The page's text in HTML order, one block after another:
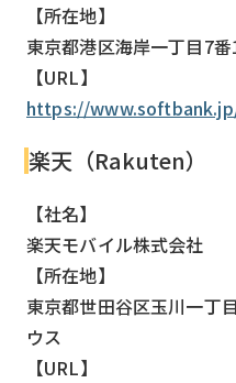
【所在地】
東京都港区海岸一丁目7
【URL】
https://
楽天（Rakuten）
【社名】
楽天モバイル株式会社
【所在地】
東京都世田谷区玉川一丁
ウス
【URL】